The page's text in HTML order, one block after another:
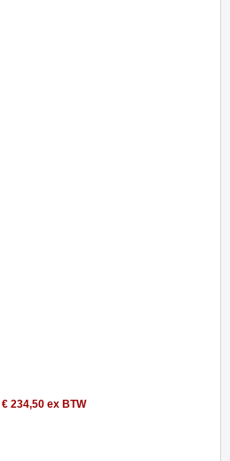
€ 234,50 ex BTW